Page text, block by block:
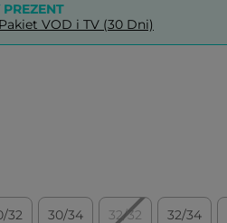
VOD i TV (30 Dni)
32 30/34 32/32 32/34